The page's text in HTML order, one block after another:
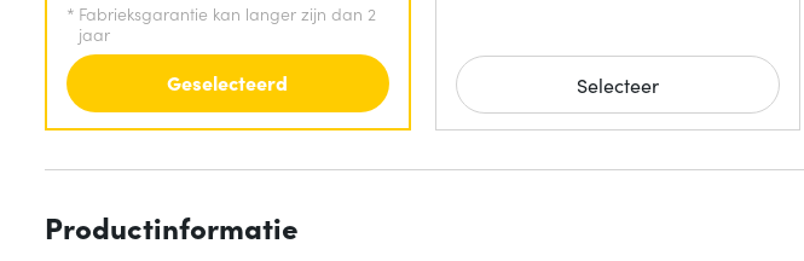
* Fabrieksgarantie kan langer zijn dan 2
jaar
Geselecteerd Selecteer
Productinformatie